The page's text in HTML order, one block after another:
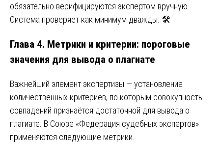
обязательно верифицируются экспертом вручную.
Система проверяет как минимум дважды. 🛠️
Глава 4. Метрики и критерии: пороговые
значения для вывода о плагиате
Важнейший элемент экспертизы — установление
количественных критериев, по которым совокупность
совпадений признаётся достаточной для вывода о
плагиате. В Союзе «Федерация судебных экспертов»
применяются следующие метрики.